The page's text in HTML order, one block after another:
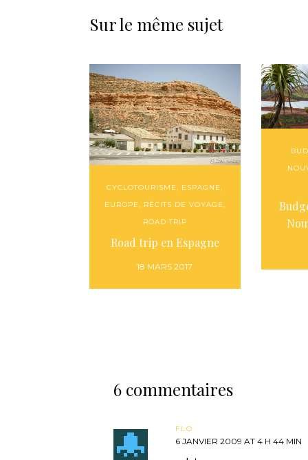
Sur le même sujet
CYCLOTOURISME, ESPAGNE,
EUROPE, RÉCITS DE VOYAGE,
ROAD TRIP
Road trip en Espagne
18 MARS 2017
6 commentaires
FLO
6 JANVIER 2009 AT 4 H 44 MIN